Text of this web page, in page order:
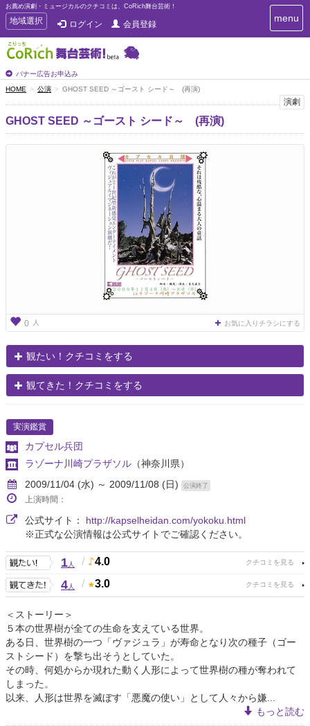
お薦め演劇・ミュージカルのクチコミは、CoRich舞台芸術！
T
o
g
g
e
n
a
v
i
地域選択 ログイン 会員登録
バナー広告お申込み
T
o
i
menu
HOME 公演 GHOST SEED ～ゴースト シード～ (再演)
演劇
GHOST SEED ～ゴースト シード～ (再演)
0 人 お気に入りチラシにする
観たい！クチコミをする
観てきた！クチコミをする
実演鑑賞
カプセル兵団
ラゾーナ川崎プラザソル （神奈川県）
2009/11/04 (水) ～ 2009/11/08 (日)
公演終了
上演時間：
公式サイト： http://kapselheidan.com/yokoku.html
※正式な公演情報は公式サイトでご確認ください。
1人 / 4.0
4人 / 3.0
＜ストーリー＞
５本の世界樹が全ての生命を支えている世界。
ある日、世界樹の一つ「ヴァジュラ」が寿命となり次の種子（ゴー
ストシード）を撃ち出そうとしていた。
その時、何処からか現れた動く人形によって世界樹の種が奪われて
しまった。
以来、人形は世界を滅ぼす「悪魔の使い」として人々から嫌...
もっと読む